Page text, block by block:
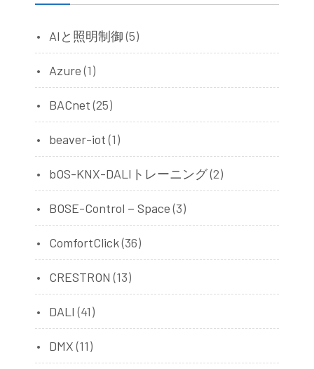
AIと照明制御(5)
Azure(1)
BACnet(25)
beaver-iot(1)
bOS-KNX-DALIトレーニング(2)
BOSE-Control－Space(3)
ComfortClick(36)
CRESTRON (13)
DALI (41)
DMX(11)